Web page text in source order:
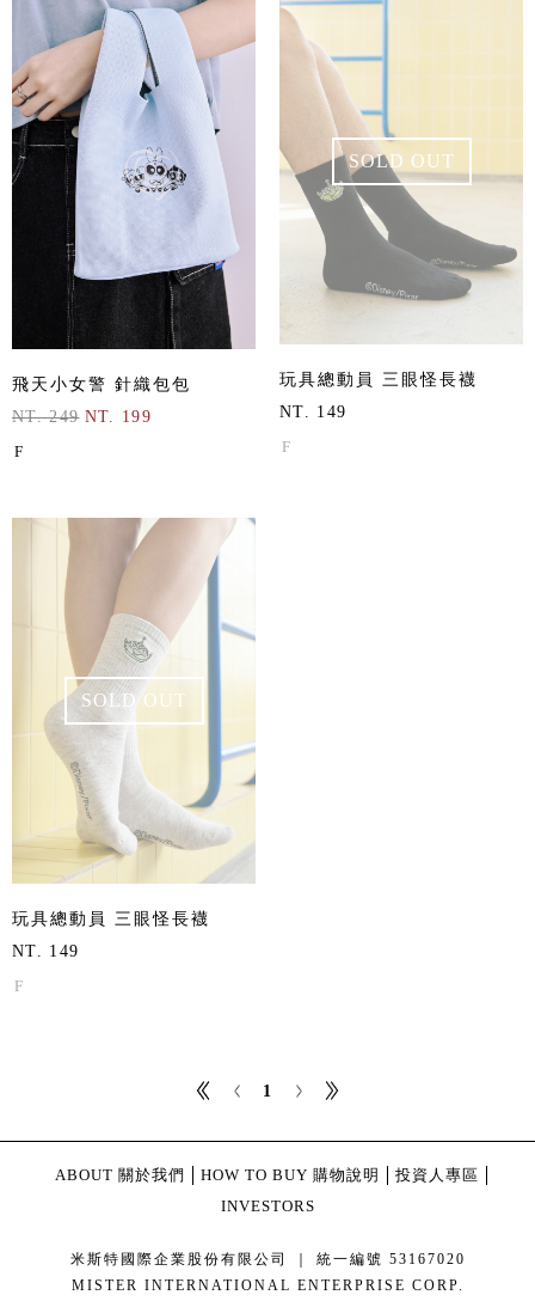
飛天小女警 針織包包
NT. 249 NT. 199
F
SOLD OUT
玩具總動員 三眼怪長襪
NT. 149
F
SOLD OUT
玩具總動員 三眼怪長襪
NT. 149
F
1
ABOUT 關於我們 HOW TO BUY 購物說明
投資人專區
INVESTORS
米斯特國際企業股份有限公司 ｜ 統一編號 53167020
MISTER INTERNATIONAL ENTERPRISE CORP.